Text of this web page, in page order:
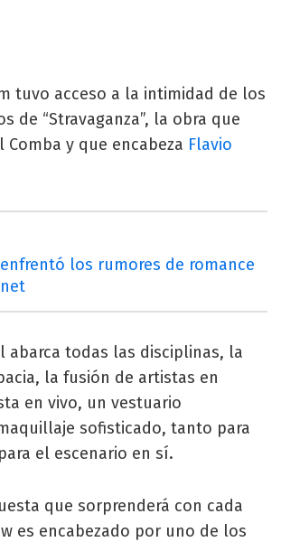
tuvo acceso a la intimidad de los
de “Stravaganza”, la obra que
Comba y que encabeza Flavio
los rumores de romance
abarca todas las disciplinas, la
la fusión de artistas en
en vivo, un vestuario
sofisticado, tanto para
el escenario en sí.
que sorprenderá con cada
es encabezado por uno de los